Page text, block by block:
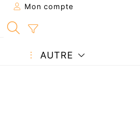
Mon compte
AUTRE